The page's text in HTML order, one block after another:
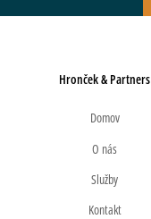
Hronček & Partners
Domov
O nás
Služby
Kontakt